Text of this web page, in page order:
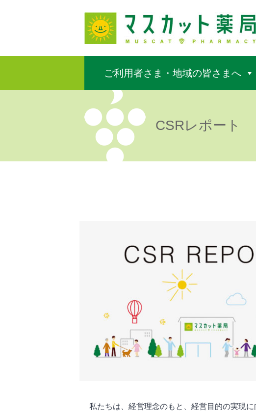
ご利用者さま・地域の皆さまへ
CSRレポート
私たちは、経営理念のもと、経営目的の実現